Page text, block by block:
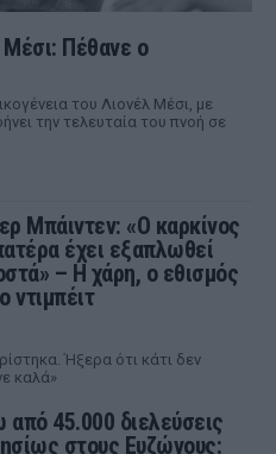
Μέσι: Πέθανε ο
του Λιονέλ Μέσι, με
την τελευταία του πνοή σε
Μπάιντεν: «Ο καρκίνος
έχει εξαπλωθεί
– Η χάρη, ο εθισμός
ντιμπέιτ
Ήξερα ότι κάτι δεν
καλά»
από 45.000 διελεύσεις
στους Ευζώνους: